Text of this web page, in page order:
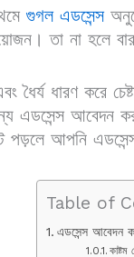
গুগল এডসেন্স
তা না হলে
ধৈর্য ধারণ করে
এডসেন্স আবেদন
আপনি এডসেন্স
Table of
এডসেন্স আবেদন